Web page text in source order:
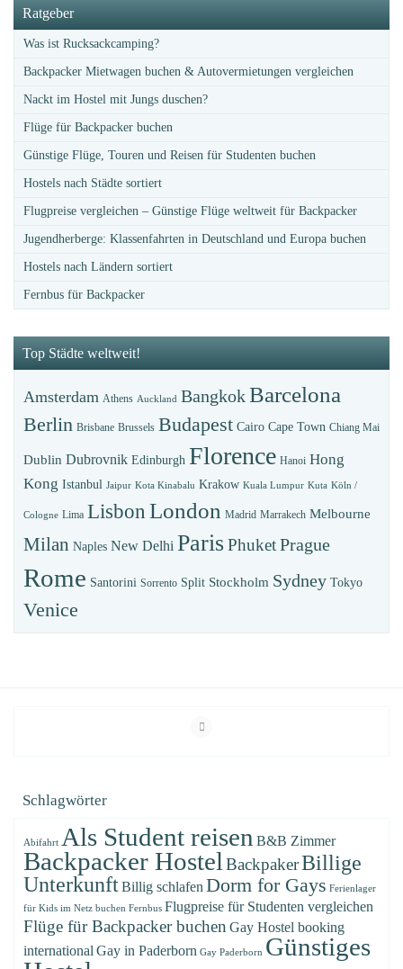
Ratgeber
Was ist Rucksackcamping?
Backpacker Mietwagen buchen & Autovermietungen vergleichen
Nackt im Hostel mit Jungs duschen?
Flüge für Backpacker buchen
Günstige Flüge, Touren und Reisen für Studenten buchen
Hostels nach Städte sortiert
Flugpreise vergleichen – Günstige Flüge weltweit für Backpacker
Jugendherberge: Klassenfahrten in Deutschland und Europa buchen
Hostels nach Ländern sortiert
Fernbus für Backpacker
Top Städte weltweit!
Amsterdam Athens Auckland BangkokBarcelona
Berlin Brisbane Brussels Budapest Cairo Cape Town Chiang Mai
Dublin Dubrovnik Edinburgh Florence Hanoi Hong
Kong Istanbul Jaipur Kota Kinabalu Krakow Kuala Lumpur Kuta Köln /
Cologne Lima Lisbon London Madrid Marrakech Melbourne
Milan Naples New Delhi ParisPhuketPrague
Rome Santorini Sorrento Split Stockholm Sydney Tokyo
Venice
Schlagwörter
Abifahrt Als Student reisen B&B Zimmer
Backpacker Hostel BackpakerBillige
UnterkunftBillig schlafen Dorm for Gays Ferienlager
für Kids im Netz buchen Fernbus Flugpreise für Studenten vergleichen
Flüge für Backpacker buchen Gay Hostel booking
international Gay in Paderborn Gay Paderborn Günstiges